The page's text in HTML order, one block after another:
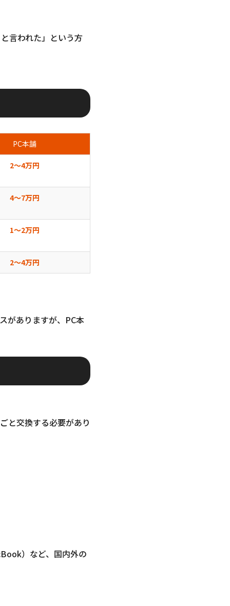
言われた」という方
PC本舗
2〜4万円
4〜7万円
1〜2万円
2〜4万円
がありますが、PC本
と交換する必要があり
）など、国内外の